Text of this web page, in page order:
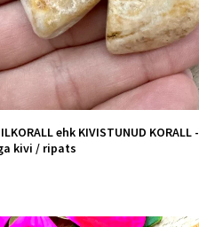
ehk KIVISTUNUD KORALL -
kivi / ripats